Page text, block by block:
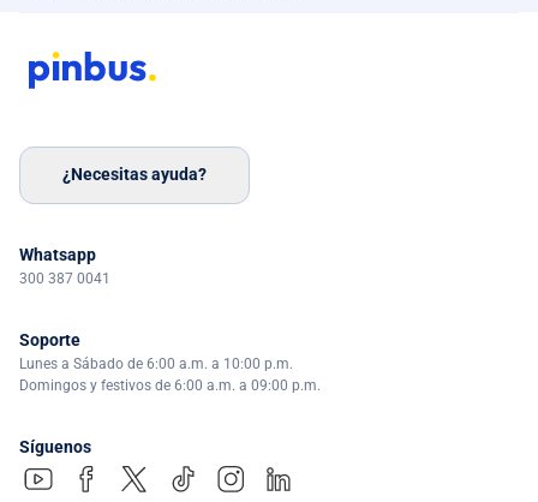
¿Necesitas ayuda?
Whatsapp
300 387 0041
Soporte
Lunes a Sábado de 6:00 a.m. a 10:00 p.m.
Domingos y festivos de 6:00 a.m. a 09:00 p.m.
Síguenos